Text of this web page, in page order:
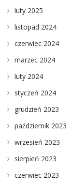
luty 2025
listopad 2024
czerwiec 2024
marzec 2024
luty 2024
styczeń 2024
grudzień 2023
październik 2023
wrzesień 2023
sierpień 2023
czerwiec 2023